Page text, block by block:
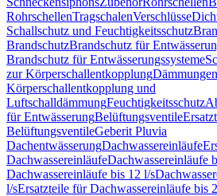
RohrschellenTragschalenVerschlüsse
Schallschutz und Feuchtigkeitsschutz
BrandschutzBrandschutz für
Brandschutz für Entwässerungssysteme
zur Körperschallentkopplung
Körperschallentkopplung und
LuftschalldämmungFeuchtigkeitsschutz
für EntwässerungBelüftungsventile
BelüftungsventileGeberit Pluvia
DachentwässerungDachwassereinläufe
DachwassereinläufeDachwassereinläufe
Dachwassereinläufe bis 12 l/s
l/sErsatzteile für Dachwassereinläufe bis